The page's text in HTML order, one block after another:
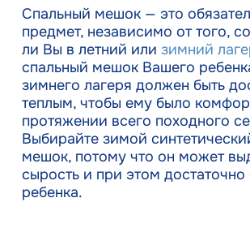
Спальный мешок — это
предмет, независимо от того,
ли Вы в летний или зимний
спальный мешок Вашего
зимнего лагеря должен быть
теплым, чтобы ему было
протяжении всего походного
Выбирайте зимой
мешок, потому что он может
сырость и при этом достаточно
ребенка.